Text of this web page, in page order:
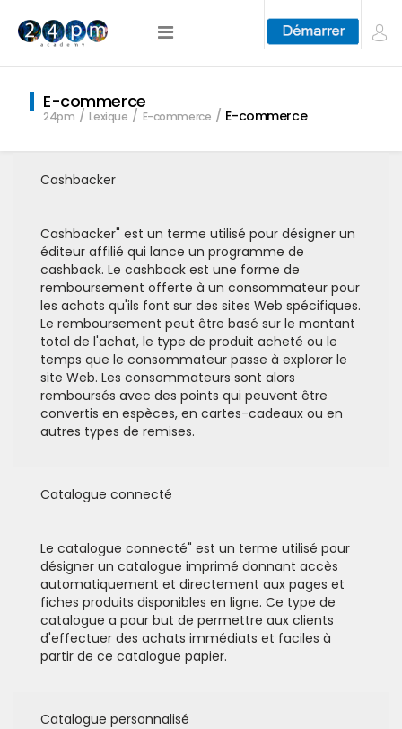
E-commerce
24pm Lexique E-commerce E-commerce
Cashbacker
Cashbacker" est un terme utilisé pour désigner un
éditeur affilié qui lance un programme de
cashback. Le cashback est une forme de
remboursement offerte à un consommateur pour
les achats qu'ils font sur des sites Web spécifiques.
Le remboursement peut être basé sur le montant
total de l'achat, le type de produit acheté ou le
temps que le consommateur passe à explorer le
site Web. Les consommateurs sont alors
remboursés avec des points qui peuvent être
convertis en espèces, en cartes-cadeaux ou en
autres types de remises.
Catalogue connecté
Le catalogue connecté" est un terme utilisé pour
désigner un catalogue imprimé donnant accès
automatiquement et directement aux pages et
fiches produits disponibles en ligne. Ce type de
catalogue a pour but de permettre aux clients
d'effectuer des achats immédiats et faciles à
partir de ce catalogue papier.
Catalogue personnalisé